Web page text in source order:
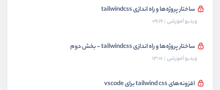
ساختار پروژه‌ها و راه اندازی tailwindcss
ویدیو آموزشی 09:19
ساختار پروژه‌ها و راه اندازی tailwindcss - بخش دوم
ویدیو آموزشی 13:01
افزونه‌های tailwind css برای vscode